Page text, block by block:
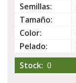
Semillas:
Tamaño:
Color:
Pelado:
Stock: 0